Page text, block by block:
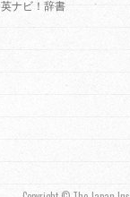
英ナビ！辞書